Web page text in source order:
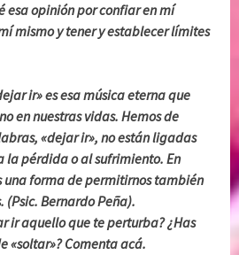
esa opinión por confiar en mí
mismo y tener y establecer límites
ir» es esa música eterna que
en nuestras vidas. Hemos de
«dejar ir», no están ligadas
la pérdida o al sufrimiento. En
una forma de permitirnos también
(Psic. Bernardo Peña).
ir aquello que te perturba? ¿Has
«soltar»? Comenta acá.